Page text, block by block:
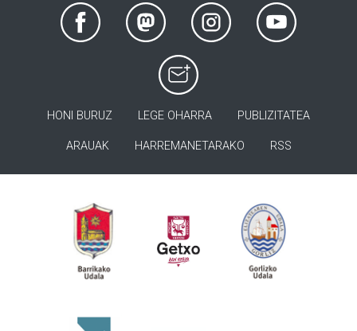
HONI BURUZ LEGE OHARRA PUBLIZITATEA
ARAUAK HARREMANETARAKO RSS